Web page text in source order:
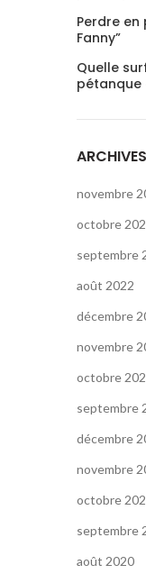
Perdre
Fanny”
Quelle
pétanque
ARCHIVES
novembre
octobre
septembre
août 2022
décembre
novembre
octobre
septembre
décembre
novembre
octobre
septembre
août 2020